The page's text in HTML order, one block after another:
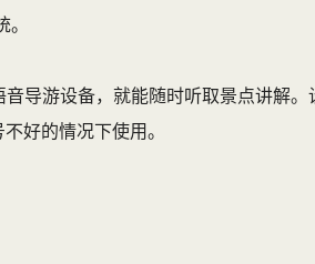
导游设备，就能随时听取景点讲解
好的情况下使用。